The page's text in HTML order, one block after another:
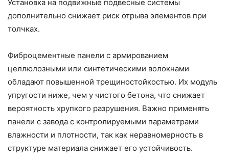
Установка на подвижные подвесные системы
дополнительно снижает риск отрыва элементов при
толчках.
Фиброцементные панели с армированием
целлюлозными или синтетическими волокнами
обладают повышенной трещиностойкостью. Их модуль
упругости ниже, чем у чистого бетона, что снижает
вероятность хрупкого разрушения. Важно применять
панели с завода с контролируемыми параметрами
влажности и плотности, так как неравномерность в
структуре материала снижает его устойчивость.